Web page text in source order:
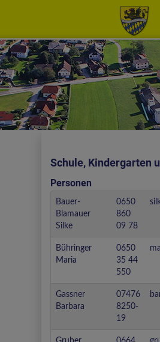
Schule, Kindergarten
Personen
Bauer-
Blamauer
Silke
0650
860
09 78
Bühringer
Maria
0650
35 44
550
Gassner
Barbara
07476
8250-
19